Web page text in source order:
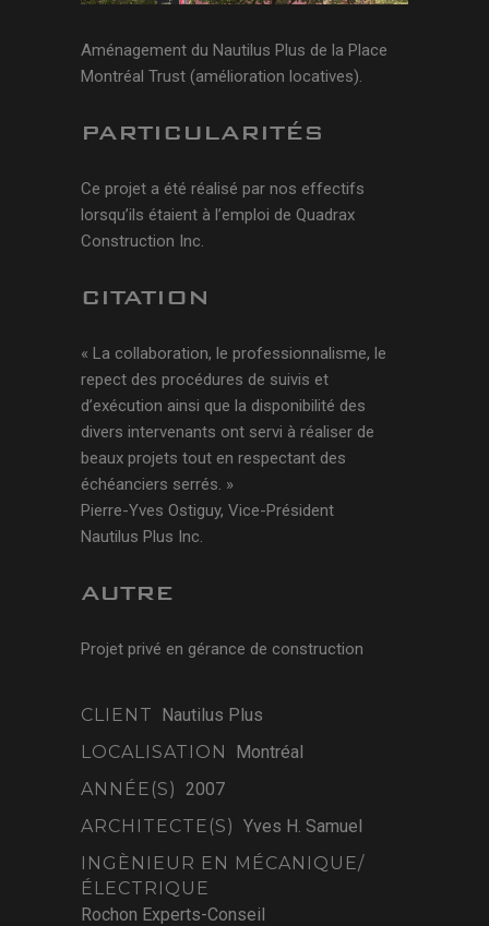
Aménagement du Nautilus Plus de la Place
Montréal Trust (amélioration locatives).
PARTICULARITÉS
Ce projet a été réalisé par nos effectifs
lorsqu’ils étaient à l’emploi de Quadrax
Construction Inc.
CITATION
« La collaboration, le professionnalisme, le
repect des procédures de suivis et
d’exécution ainsi que la disponibilité des
divers intervenants ont servi à réaliser de
beaux projets tout en respectant des
échéanciers serrés. »
Pierre-Yves Ostiguy, Vice-Président
Nautilus Plus Inc.
AUTRE
Projet privé en gérance de construction
CLIENT Nautilus Plus
LOCALISATION
Montréal
ANNÉE(S) 2007
ARCHITECTE(S) Yves H. Samuel
INGÈNIEUR EN MÉCANIQUE/
ÉLECTRIQUE
Rochon Experts-Conseil